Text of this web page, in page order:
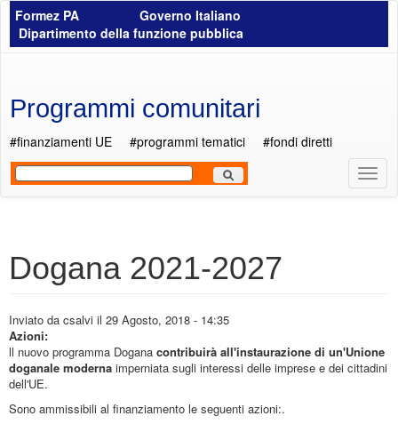
Salta al contenuto principale
Formez PA
Governo Italiano
Dipartimento della funzione pubblica
Programmi comunitari
#finanziamenti UE #programmi tematici
#fondi diretti
Menù
Dogana 2021-2027
Inviato da csalvi il 29 Agosto, 2018 - 14:35
Azioni:
ll nuovo programma Dogana contribuirà all'instaurazione di un'Unione
doganale moderna imperniata sugli interessi delle imprese e dei cittadini
dell'UE.
Sono ammissibili al finanziamento le seguenti azioni:.